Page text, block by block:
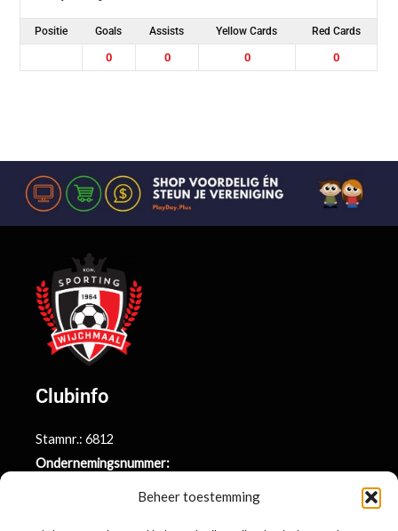
Beheer toestemming
Positie Goals Assists Yellow Cards Red Cards
0 0 0 0
Clubinfo
Stamnr.: 6812
Ondernemingsnummer: